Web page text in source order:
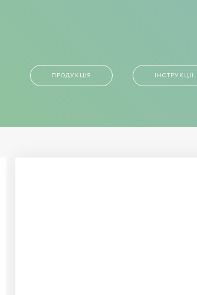
ПРОДУКЦІЯ ІНСТРУКЦІЇ